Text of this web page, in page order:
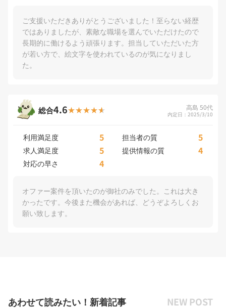
ご支援いただきありがとうございました！至らない経歴
ではありましたが、素敵な職場を選んでいただけたので
長期的に働けるよう頑張ります。担当していただいた方
が若い方で、絵文字を使われているのが気になりまし
た。
総合4.6 高島 50代
内定日：2025/3/10
利用満足度 5 担当者の質 5
求人満足度 5 提供情報の質 4
対応の早さ 4
オファー案件を頂いたのが御社のみでした。これは大き
かったです。今後また機会があれば、どうぞよろしくお
願い致します。
あわせて読みたい！新着記事